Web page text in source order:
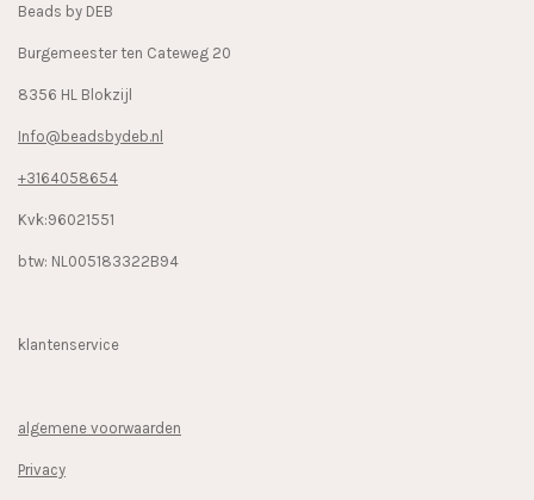
Beads by DEB
Burgemeester ten Cateweg 20
8356 HL Blokzijl
Info@beadsbydeb.nl
+3164058654
Kvk:96021551
btw: NL005183322B94
klantenservice
algemene voorwaarden
Privacy